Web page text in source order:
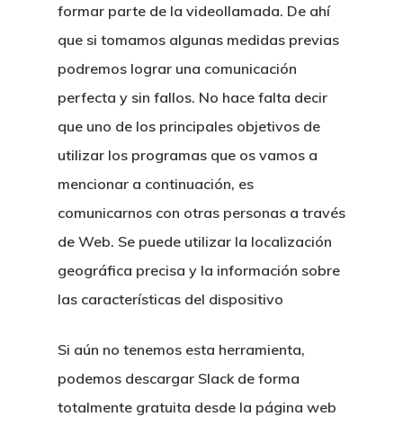
formar parte de la videollamada. De ahí
que si tomamos algunas medidas previas
podremos lograr una comunicación
perfecta y sin fallos. No hace falta decir
que uno de los principales objetivos de
utilizar los programas que os vamos a
mencionar a continuación, es
comunicarnos con otras personas a través
de Web. Se puede utilizar la localización
geográfica precisa y la información sobre
las características del dispositivo
Si aún no tenemos esta herramienta,
podemos descargar Slack de forma
totalmente gratuita desde la página web